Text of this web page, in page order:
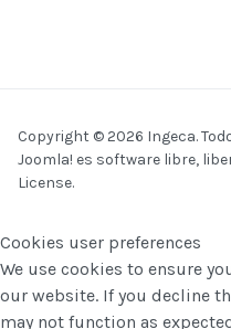
Copyright © 2026 Ingeca.
Joomla! es software libre,
License.
Cookies user preferences
We use cookies to ensure
our website. If you decline
may not function as